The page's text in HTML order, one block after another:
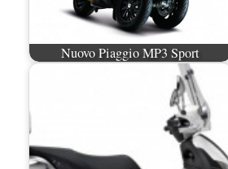
Nuovo Piaggio MP3 Sport